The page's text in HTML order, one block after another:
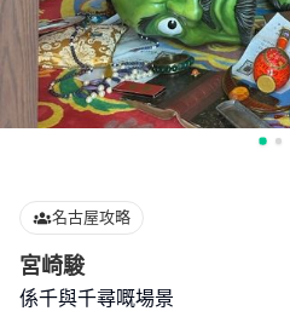
名古屋攻略
宮崎駿
係千與千尋嘅場景